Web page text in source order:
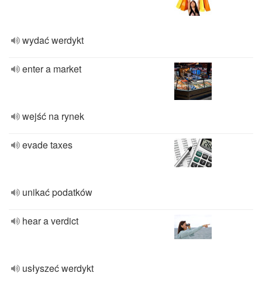
wydać werdykt
enter a market
wejść na rynek
evade taxes
unikać podatków
hear a verdict
usłyszeć werdykt